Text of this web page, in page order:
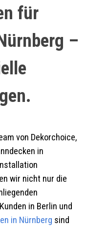
für
–
von Dekorchoice,
in
wir nicht nur die
in Berlin und
in Nürnberg sind